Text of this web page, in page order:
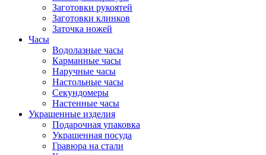
Заготовки рукоятей
Заготовки клинков
Заточка ножей
Часы
Водолазные часы
Карманные часы
Наручные часы
Настольные часы
Секундомеры
Настенные часы
Украшенные изделия
Подарочная упаковка
Украшенная посуда
Гравюра на стали